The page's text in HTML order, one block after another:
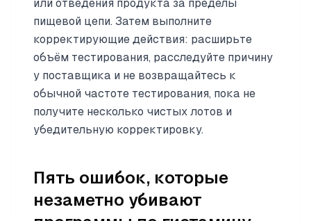
или отведения продукта за пределы
пищевой цепи. Затем выполните
корректирующие действия: расширьте
объём тестирования, расследуйте причину
у поставщика и не возвращайтесь к
обычной частоте тестирования, пока не
получите несколько чистых лотов и
убедительную корректировку.
Пять ошибок, которые
незаметно убивают